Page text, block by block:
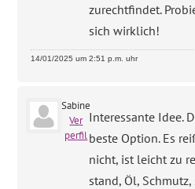
zurechtfindet.
sich wirklich!
14/01/2025 um 2:51 p.m. uhr
Sabine
Ver
perfil
Interessante Idee.
beste Option. Es
nicht, ist leicht zu
stand, Öl,